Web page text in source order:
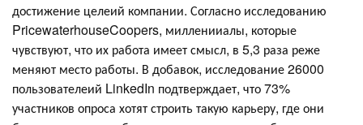
достижение целеий компании. Согласно исследованию
PricewaterhouseCoopers, милленииалы, которые
чувствуют, что их работа имеет смысл, в 5,3 раза реже
меняют место работы. В добавок, исследование 26000
пользователеий LinkedIn подтверждает, что 73%
участников опроса хотят строить такую карьеру, где они